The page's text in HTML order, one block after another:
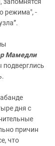
режима", -
Мамедли
подверглись
дня с
причин
что